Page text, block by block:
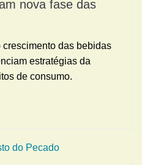
nova fase das
das bebidas
estratégias da
de consumo.